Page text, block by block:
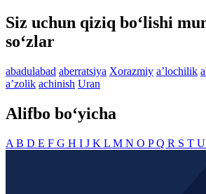
Siz uchun qiziq bo‘lishi
so‘zlar
abadulabad aberratsiya Xorazmiy aʼlochilik
aʼzolik achinish Uran
Alifbo bo‘yicha
A B D E F G H I J K L M N O PQ R S T U